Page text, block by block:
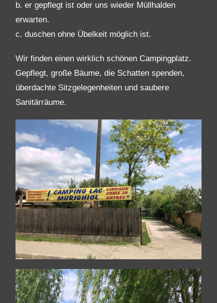
b. er gepflegt ist oder uns wieder Müllhalden
erwarten.
c. duschen ohne Übelkeit möglich ist.
Wir finden einen wirklich schönen Campingplatz.
Gepflegt, große Bäume, die Schatten spenden,
überdachte Sitzgelegenheiten und saubere
Sanitärräume.